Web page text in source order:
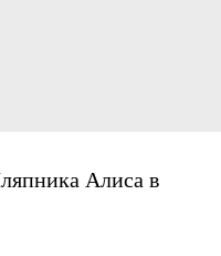
Алиса в